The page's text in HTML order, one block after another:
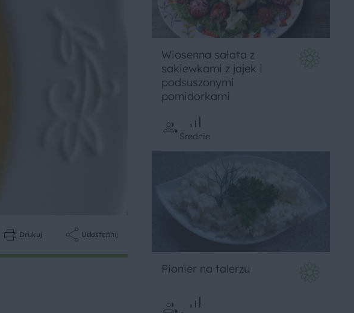
Drukuj Udostępnij
Wiosenna sałata z
sakiewkami z jajek i
podsuszonymi
pomidorkami
Średnie
Pionier na talerzu